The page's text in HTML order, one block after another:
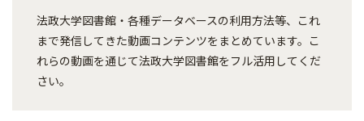
法政大学図書館・各種データベースの利用方法等、これ
まで発信してきた動画コンテンツをまとめています。こ
れらの動画を通じて法政大学図書館をフル活用してくだ
さい。